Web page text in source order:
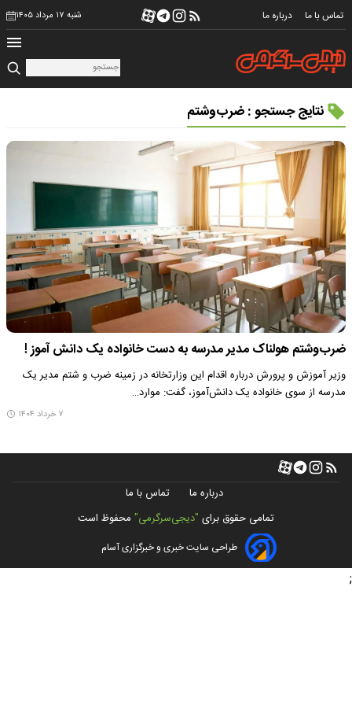
تماس با ما درباره ما شنبه ۱۷ مرداد ۱۴۰۵
نتایج جستجو : ضرب‌‌و‌شتم
ضرب‌‌و‌شتم هولناک مدیر مدرسه به دست خانواده یک دانش آموز !
وزیر آموزش و پرورش درباره اقدام این وزارتخانه در زمینه ضرب و شتم مدیر یک
مدرسه از سوی خانواده یک دانش‌آموز، گفت: موارد…
۷ خرداد ۱۴۰۴
درباره ما
تماس با ما
تمامی حقوق برای "دیجی‌سرگرمی" محفوظ است
طراحی سایت خبری و خبرگزاری آسام
;